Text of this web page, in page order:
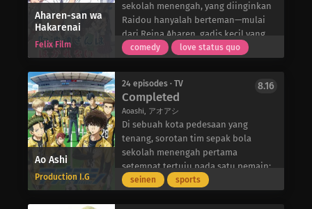
Aharen-san wa
Hakarenai
Felix Film
sekolah menengah, yang diinginkan
Raidou hanyalah berteman—mulai
dari Reina Aharen, gadis kecil yang
imut dan pendiam yang duduk tepat
perasaan yang sama, tetapi dia
memiliki masalah. Canggung dan
pemalu, Reina tidak mampu
menentukan seberapa akrab dia
harus bersikap saat mendekati
Karena ketidakmampuan Reina
sepenuhnya untuk memahami batas
comedy love status quo
Ao Ashi
Production I.G
24 episodes · TV
Completed
Aoashi, アオアシ
8.16
Di sebuah kota pedesaan yang
tenang, sorotan tim sepak bola
sekolah menengah pertama
setempat tertuju pada satu pemain:
Ashito Aoi. Dikenal karena
seinen sports